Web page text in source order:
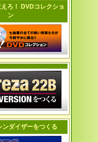
ろ！ DVDコレクショ
ン
ンダイザーをつくる